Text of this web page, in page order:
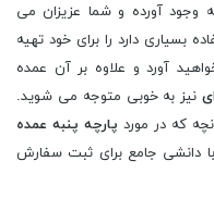
به وجود آورده و شما عزیزان می
بسیاری دارد را برای خود تهیه
آورد و علاوه بر آن عمده
نیز به خوبی متوجه می شوید.
که در مورد پارچه پنبه عمده
دانشی جامع برای ثبت سفارش